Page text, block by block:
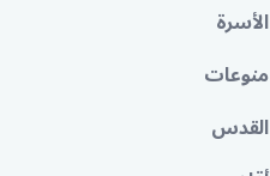
الأسرة
منوعات
القدس